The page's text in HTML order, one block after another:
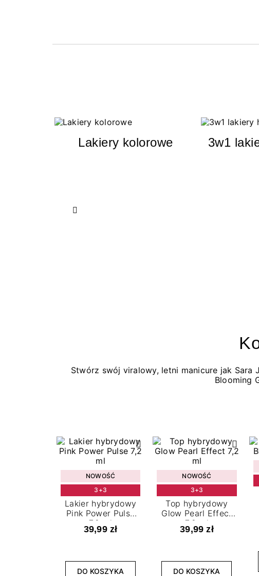
Lakiery kolorowe 3w1
Stwórz swój viralowy, letni manicure jak Sara
Blooming
NOWOŚĆ
3+3
Lakier hybrydowy
Pink Power Pulse
7,2 ml
39,99 zł
DO KOSZYKA
NOWOŚĆ
3+3
Top hybrydowy
Glow Pearl Effect
7,2 ml
39,99 zł
DO KOSZYKA